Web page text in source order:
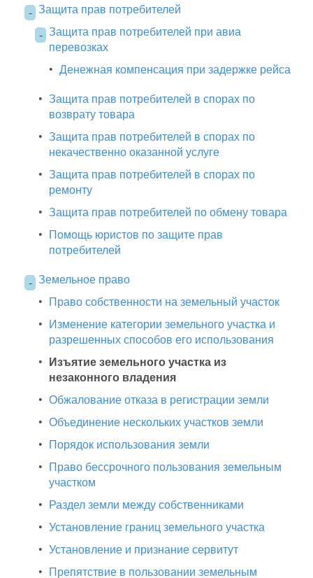
- Защита прав потребителей
- Защита прав потребителей при авиа
перевозках
• Денежная компенсация при задержке рейса
• Защита прав потребителей в спорах по
возврату товара
• Защита прав потребителей в спорах по
некачественно оказанной услуге
• Защита прав потребителей в спорах по
ремонту
• Защита прав потребителей по обмену товара
• Помощь юристов по защите прав
потребителей
- Земельное право
• Право собственности на земельный участок
• Изменение категории земельного участка и
разрешенных способов его использования
• Изъятие земельного участка из
незаконного владения
• Обжалование отказа в регистрации земли
• Объединение нескольких участков земли
• Порядок использования земли
• Право бессрочного пользования земельным
участком
• Раздел земли между собственниками
• Установление границ земельного участка
• Установление и признание сервитут
• Препятствие в пользовании земельным